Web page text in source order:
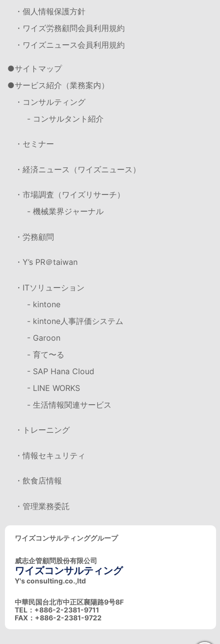
・個人情報保護方針
・ワイズ労務顧問会員利用規約
・ワイズニュース会員利用規約
サイトマップ
サービス紹介（業務案内）
・コンサルティング
- コンサルタント紹介
・セミナー
・経済ニュース（ワイズニュース）
・市場調査（ワイズリサーチ）
- 機械業界ジャーナル
・労務顧問
・Y’s PR＠taiwan
・ITソリューション
- kintone
- kintone人事評価システム
- Garoon
- 育て〜る
- SAP Hana Cloud
- LINE WORKS
- 生活情報関連サービス
・トレーニング
・情報セキュリティ
・飲食店情報
・管理業務委託
ワイズコンサルティンググループ
威志企管顧問股份有限公司
ワイズコンサルティング
Y's consulting.co.,ltd
中華民国台北市中正区襄陽路9号8F
TEL：+886-2-2381-9711
FAX：+886-2-2381-9722